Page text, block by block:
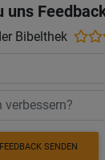
uns
Bibelthek
FEEDBACK SENDEN